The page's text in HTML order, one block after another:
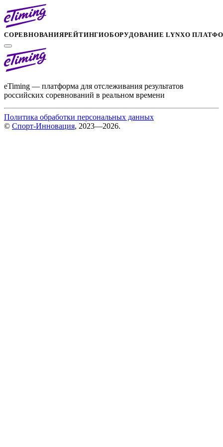
СОРЕВНОВАНИЯРЕЙТИНГИОБОРУДОВАНИЕ LYNXО
eTiming — платформа для отслеживания результатов
российских соревнований в реальном времени
Политика обработки персональных данных
© Спорт-Инновация, 2023—2026.